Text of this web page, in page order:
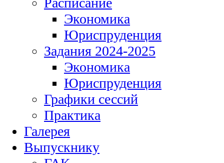
Экономика
Юриспруденция
Задания 2024-2025
Экономика
Юриспруденция
Графики сессий
Практика
Галерея
Выпускнику